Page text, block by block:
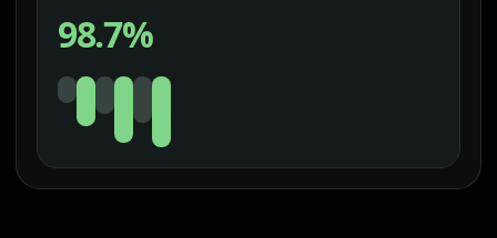
98.7%